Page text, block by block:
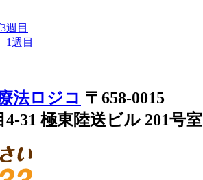
週目
1週目
〒658-0015
31 極東陸送ビル 201号室